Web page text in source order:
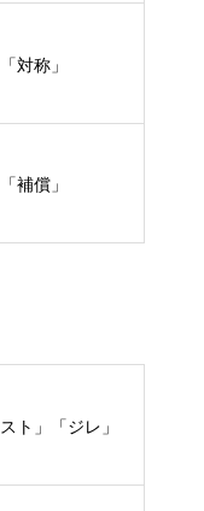
対称」
補償」
ト」「ジレ」